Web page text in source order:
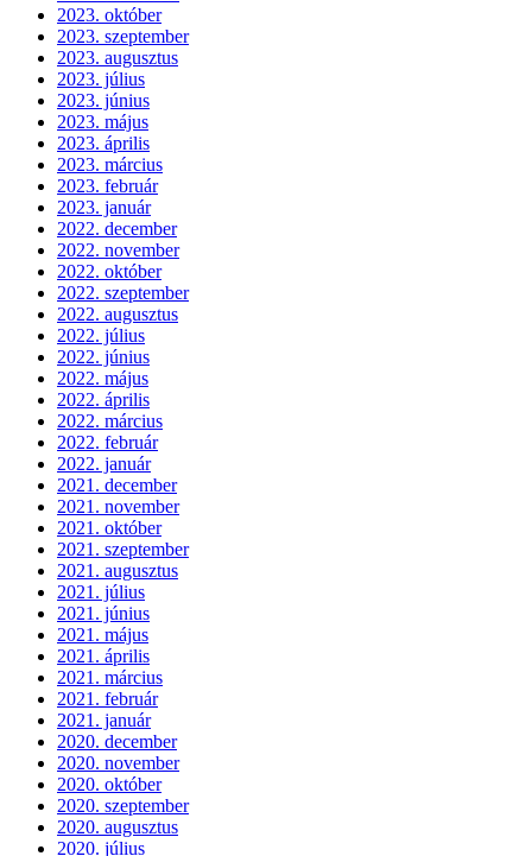
2023. október
2023. szeptember
2023. augusztus
2023. július
2023. június
2023. május
2023. április
2023. március
2023. február
2023. január
2022. december
2022. november
2022. október
2022. szeptember
2022. augusztus
2022. július
2022. június
2022. május
2022. április
2022. március
2022. február
2022. január
2021. december
2021. november
2021. október
2021. szeptember
2021. augusztus
2021. július
2021. június
2021. május
2021. április
2021. március
2021. február
2021. január
2020. december
2020. november
2020. október
2020. szeptember
2020. augusztus
2020. július